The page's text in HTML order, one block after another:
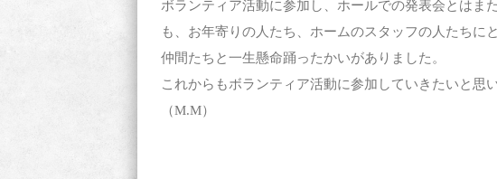
ボランティア活動に参加し、ホールでの発表会とはま
も、お年寄りの人たち、ホームのスタッフの人たちに
仲間たちと一生懸命踊ったかいがありました。
これからもボランティア活動に参加していきたいと思い
（M.M）